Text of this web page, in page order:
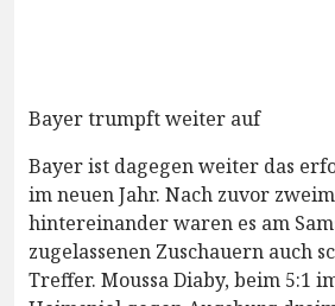
Bayer trumpft weiter auf
Bayer ist dagegen weiter das
im neuen Jahr. Nach zuvor
hintereinander waren es am
zugelassenen Zuschauern auch
Treffer. Moussa Diaby, beim 5:1